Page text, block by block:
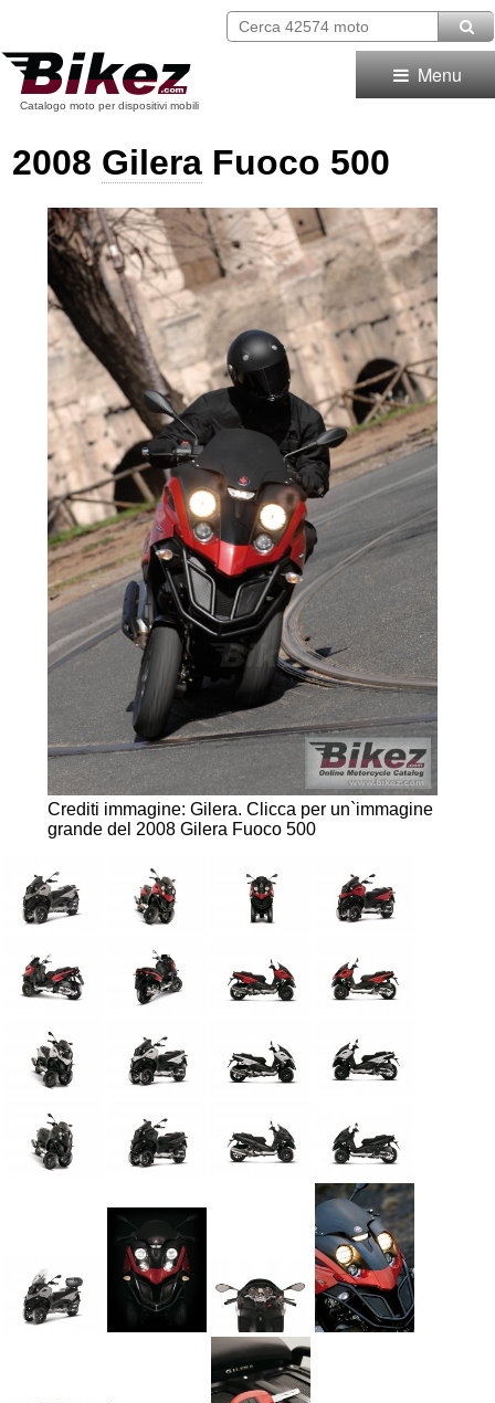
Catalogo moto per dispositivi mobili
Menu
2008 Gilera Fuoco 500
Crediti immagine: Gilera. Clicca per un`immagine
grande del 2008 Gilera Fuoco 500